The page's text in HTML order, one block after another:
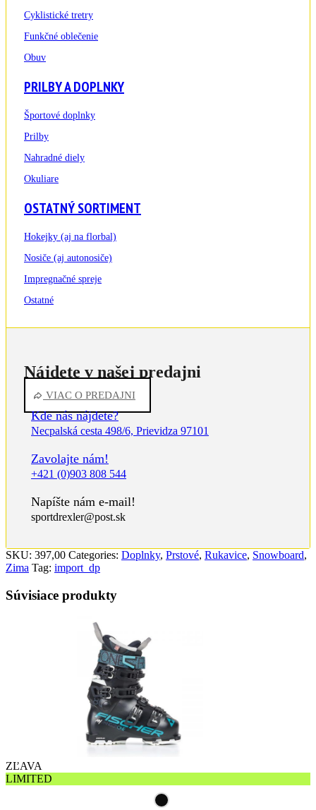
Cyklistické tretry
Funkčné oblečenie
Obuv
PRILBY A DOPLNKY
Športové doplnky
Prilby
Nahradné diely
Okuliare
OSTATNÝ SORTIMENT
Hokejky (aj na florbal)
Nosiče (aj autonosiče)
Impregnačné spreje
Ostatné
Nájdete v našej predajni
VIAC O PREDAJNI
Kde nás nájdete?
Necpalská cesta 498/6, Prievidza 97101
Zavolajte nám!
+421 (0)903 808 544
Napíšte nám e-mail!
sportdrexler@post.sk
SKU: 397,00 Categories: Doplnky, Prstové, Rukavice, Snowboard,
Zima Tag: import_dp
Súvisiace produkty
ZĽAVA
LIMITED